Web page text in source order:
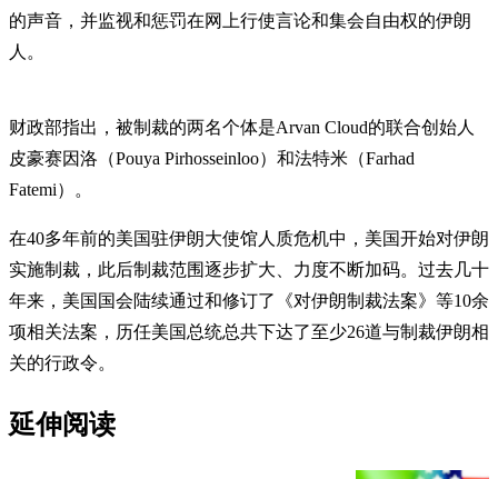
的声音，并监视和惩罚在网上行使言论和集会自由权的伊朗
人。
财政部指出，被制裁的两名个体是Arvan Cloud的联合创始人
皮豪赛因洛（Pouya Pirhosseinloo）和法特米（Farhad
Fatemi）。
在40多年前的美国驻伊朗大使馆人质危机中，美国开始对伊朗
实施制裁，此后制裁范围逐步扩大、力度不断加码。过去几十
年来，美国国会陆续通过和修订了《对伊朗制裁法案》等10余
项相关法案，历任美国总统总共下达了至少26道与制裁伊朗相
关的行政令。
延伸阅读